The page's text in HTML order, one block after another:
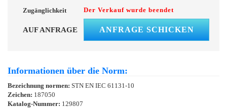
Zugänglichkeit Der Verkauf wurde beendet
AUF ANFRAGE ANFRAGE SCHICKEN
Informationen über die Norm:
Bezeichnung normen: STN EN IEC 61131-10
Zeichen: 187050
Katalog-Nummer: 129807